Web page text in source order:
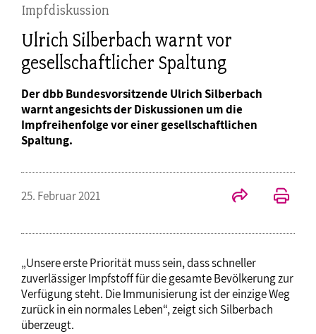
Impfdiskussion
Ulrich Silberbach warnt vor
gesellschaftlicher Spaltung
Der dbb Bundesvorsitzende Ulrich Silberbach
warnt angesichts der Diskussionen um die
Impfreihenfolge vor einer gesellschaftlichen
Spaltung.
25. Februar 2021
„Unsere erste Priorität muss sein, dass schneller
zuverlässiger Impfstoff für die gesamte Bevölkerung zur
Verfügung steht. Die Immunisierung ist der einzige Weg
zurück in ein normales Leben“, zeigt sich Silberbach
überzeugt.